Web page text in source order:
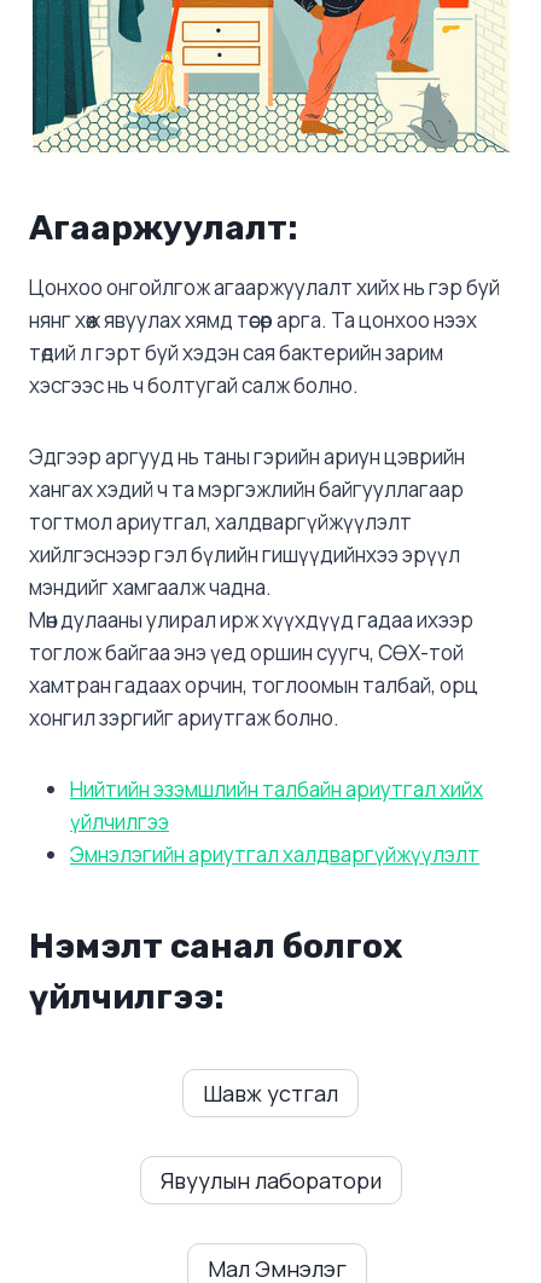
Агааржуулалт:
Цонхоо онгойлгож агааржуулалт хийх нь гэр буй
нянг хөөж явуулах хямд төсөр арга. Та цонхоо нээх
төдий л гэрт буй хэдэн сая бактерийн зарим
хэсгээс нь ч болтугай салж болно.
Эдгээр аргууд нь таны гэрийн ариун цэврийн
хангах хэдий ч та мэргэжлийн байгууллагаар
тогтмол ариутгал, халдваргүйжүүлэлт
хийлгэснээр гэл бүлийн гишүүдийнхээ эрүүл
мэндийг хамгаалж чадна.
Мөн дулааны улирал ирж хүүхдүүд гадаа ихээр
тоглож байгаа энэ үед оршин суугч, СӨХ-той
хамтран гадаах орчин, тоглоомын талбай, орц
хонгил зэргийг ариутгаж болно.
Нийтийн эзэмшлийн талбайн ариутгал хийх
үйлчилгээ
Эмнэлэгийн ариутгал халдваргүйжүүлэлт
Нэмэлт санал болгох
үйлчилгээ:
Шавж устгал
Явуулын лаборатори
Мал Эмнэлэг